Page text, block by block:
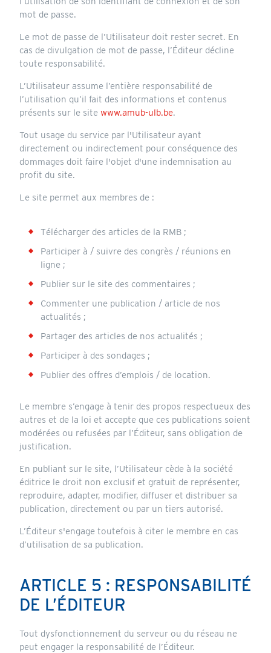
mot de passe.
Le mot de passe de l’Utilisateur doit rester secret. En
cas de divulgation de mot de passe, l’Éditeur décline
toute responsabilité.
L’Utilisateur assume l’entière responsabilité de
l’utilisation qu’il fait des informations et contenus
présents sur le site www.amub-ulb.be.
Tout usage du service par l'Utilisateur ayant
directement ou indirectement pour conséquence des
dommages doit faire l'objet d'une indemnisation au
profit du site.
Le site permet aux membres de :
Télécharger des articles de la RMB ;
Participer à / suivre des congrès / réunions en
ligne ;
Publier sur le site des commentaires ;
Commenter une publication / article de nos
actualités ;
Partager des articles de nos actualités ;
Participer à des sondages ;
Publier des offres d’emplois / de location.
Le membre s’engage à tenir des propos respectueux des
autres et de la loi et accepte que ces publications soient
modérées ou refusées par l’Éditeur, sans obligation de
justification.
En publiant sur le site, l’Utilisateur cède à la société
éditrice le droit non exclusif et gratuit de représenter,
reproduire, adapter, modifier, diffuser et distribuer sa
publication, directement ou par un tiers autorisé.
L’Éditeur s'engage toutefois à citer le membre en cas
d’utilisation de sa publication.
ARTICLE 5 : RESPONSABILITÉ
DE L’ÉDITEUR
Tout dysfonctionnement du serveur ou du réseau ne
peut engager la responsabilité de l’Éditeur.